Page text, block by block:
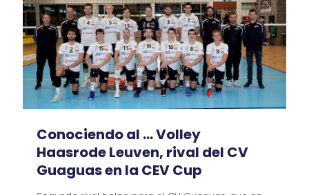
Conociendo al … Volley
Haasrode Leuven, rival del CV
Guaguas en la CEV Cup